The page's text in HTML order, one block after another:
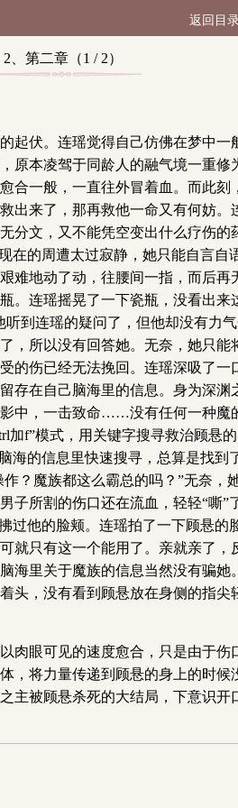
返回目
2、第二章（1 / 2）
伏。连瑶觉得自己仿佛在梦中
原本凌驾于同龄人的融气境一
一般，一直往外冒着血。而此
来了，那再救他一命又有何妨
文，又不能凭空变出什么疗伤
的周遭太过寂静，她只能自言
地动了动，往腰间一指，而后
连瑶摇晃了一下瓷瓶，没看出
到连瑶的疑问了，但他却没有力
所以没有回答她。无奈，她只
伤已经无法挽回。连瑶深吸了
在自己脑海里的信息。身为深
中，一击致命……没有任何一种
f”模式，用关键字搜寻救治顾悬
海的信息里快速搜寻，总算是找
？魔族都这么霸总的吗？”无奈
子所割的伤口还在流血，轻轻“
过他的脸颊。连瑶拍了一下顾悬
只有这一个能用了。亲就亲了
里关于魔族的信息当然没有骗
，没有看到顾悬放在身侧的指
肉眼可见的速度愈合，只是由于
将力量传递到顾悬的身上的时
被顾悬杀死的大结局，下意识